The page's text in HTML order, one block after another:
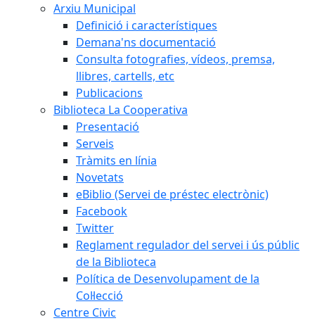
Arxiu Municipal
Definició i característiques
Demana'ns documentació
Consulta fotografies, vídeos, premsa,
llibres, cartells, etc
Publicacions
Biblioteca La Cooperativa
Presentació
Serveis
Tràmits en línia
Novetats
eBiblio (Servei de préstec electrònic)
Facebook
Twitter
Reglament regulador del servei i ús públic
de la Biblioteca
Política de Desenvolupament de la
Col·lecció
Centre Civic